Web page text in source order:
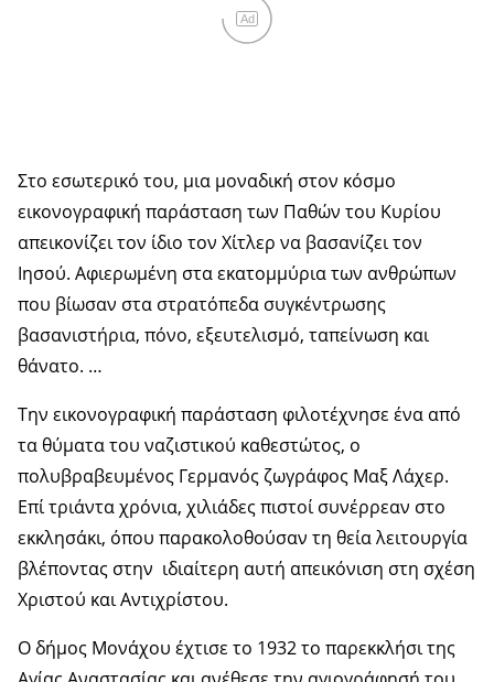
Ad
Στο εσωτερικό του, μια μοναδική στον κόσμο
εικονογραφική παράσταση των Παθών του Κυρίου
απεικονίζει τον ίδιο τον Χίτλερ να βασανίζει τον
Ιησού. Αφιερωμένη στα εκατομμύρια των ανθρώπων
που βίωσαν στα στρατόπεδα συγκέντρωσης
βασανιστήρια, πόνο, εξευτελισμό, ταπείνωση και
θάνατο. …
Την εικονογραφική παράσταση φιλοτέχνησε ένα από
τα θύματα του ναζιστικού καθεστώτος, ο
πολυβραβευμένος Γερμανός ζωγράφος Μαξ Λάχερ.
Επί τριάντα χρόνια, χιλιάδες πιστοί συνέρρεαν στο
εκκλησάκι, όπου παρακολοθούσαν τη θεία λειτουργία
βλέποντας στην ιδιαίτερη αυτή απεικόνιση στη σχέση
Χριστού και Αντιχρίστου.
Ο δήμος Μονάχου έχτισε το 1932 το παρεκκλήσι της